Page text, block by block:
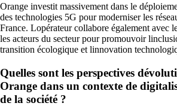
Orange investit massivement dans le
des technologies 5G pour moderniser les
France. Lopérateur collabore également avec
les acteurs du secteur pour promouvoir
transition écologique et linnovation
Quelles sont les perspectives
Orange dans un contexte de
de la société ?